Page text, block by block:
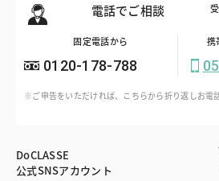
電話でご相談
固定電話から
0120-178-788
携
※ご申告をいただければ、こちらから折り返しお電
DoCLASSE
公式SNSアカウント